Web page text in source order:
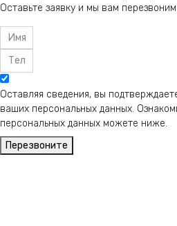
Оставьте заявку и мы вам перезвоним
Оставляя сведения, вы
ваших персональных данных.
персональных данных можете ниже.
Перезвоните